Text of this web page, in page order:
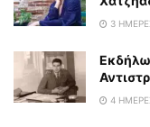
3
4